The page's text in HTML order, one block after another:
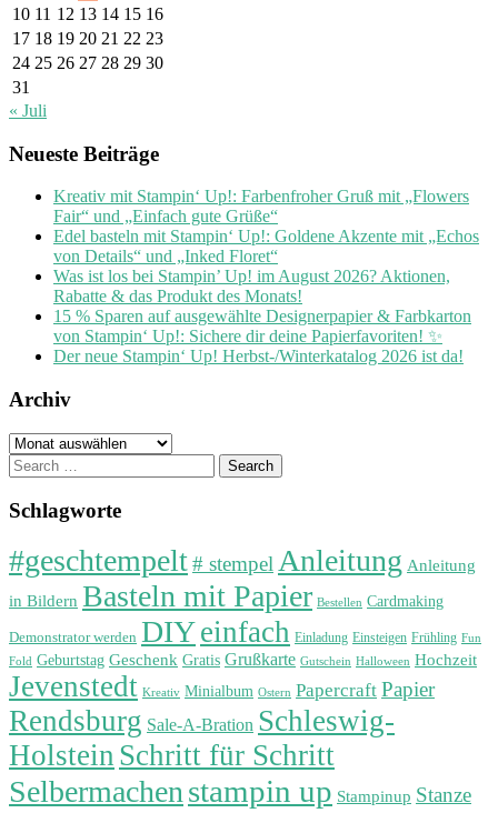
10 11 12 13 14 15 16
17 18 19 20 21 22 23
24 25 26 27 28 29 30
31
« Juli
Neueste Beiträge
Kreativ mit Stampin‘ Up!: Farbenfroher Gruß mit „Flowers
Fair“ und „Einfach gute Grüße“
Edel basteln mit Stampin‘ Up!: Goldene Akzente mit „Echos
von Details“ und „Inked Floret“
Was ist los bei Stampin’ Up! im August 2026? Aktionen,
Rabatte & das Produkt des Monats!
15 % Sparen auf ausgewählte Designerpapier & Farbkarton
von Stampin‘ Up!: Sichere dir deine Papierfavoriten! ✨
Der neue Stampin‘ Up! Herbst-/Winterkatalog 2026 ist da!
Archiv
Archiv
Search
for:
Schlagworte
#geschtempelt# stempelAnleitung Anleitung
in Bildern Basteln mit Papier Bestellen Cardmaking
Demonstrator werden DIYeinfach Einladung Einsteigen Frühling Fun
Fold Geburtstag Geschenk Gratis Grußkarte Gutschein Halloween Hochzeit
Jevenstedt Kreativ Minialbum Ostern Papercraft Papier
Rendsburg Sale-A-Bration Schleswig-
Holstein Schritt für Schritt
Selbermachenstampin up Stampinup Stanze